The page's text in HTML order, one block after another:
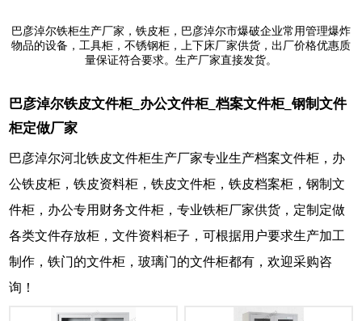
巴彦淖尔铁柜生产厂家，铁皮柜，巴彦淖尔市爆破企业常用管理爆炸
物品的设备，工具柜，不锈钢柜，上下床厂家供货，出厂价格优惠质
量保证符合要求。生产厂家直接发货。
巴彦淖尔铁皮文件柜_办公文件柜_档案文件柜_钢制文件
柜定做厂家
巴彦淖尔河北铁皮文件柜生产厂家专业生产档案文件柜，办
公铁皮柜，铁皮资料柜，铁皮文件柜，铁皮档案柜，钢制文
件柜，办公专用财务文件柜，专业铁柜厂家供货，定制定做
各类文件存放柜，文件资料柜子，可根据用户要求生产加工
制作，铁门的文件柜，玻璃门的文件柜都有，欢迎采购咨
询！